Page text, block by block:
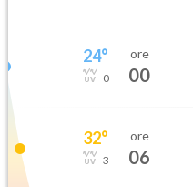
24°
0
ore
00
32°
3
ore
06